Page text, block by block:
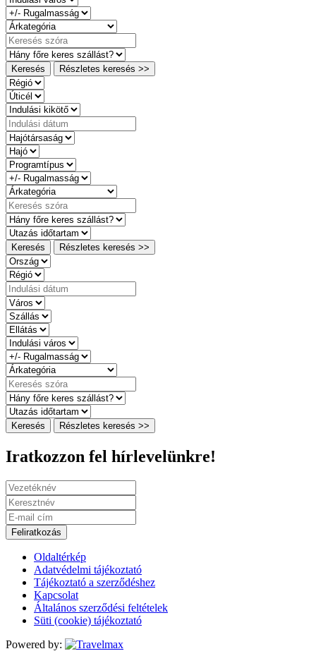
Keresés Részletes keresés >>
Keresés Részletes keresés >>
Keresés Részletes keresés >>
Iratkozzon fel hírlevelünkre!
Feliratkozás
Oldaltérkép
Adatvédelmi tájékoztató
Tájékoztató a szerződéshez
Kapcsolat
Általános szerződési feltételek
Süti (cookie) tájékoztató
Powered by: